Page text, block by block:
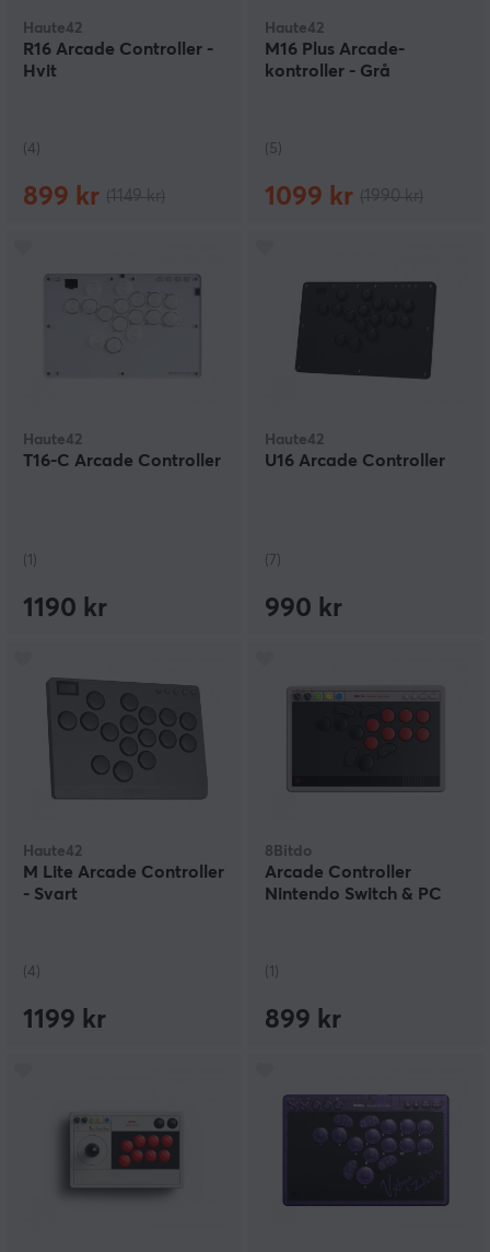
Haute42
R16 Arcade Controller -
Hvit
(4)
899 kr
Haute42
M16 Plus Arcade-
kontroller - Grå
(5)
1099 kr
Haute42
T16-C Arcade Controller
(1)
1190 kr
Haute42
U16 Arcade Controller
(7)
990 kr
Haute42
M Lite Arcade Controller
- Svart
(4)
1199 kr
8Bitdo
Arcade Controller
Nintendo Switch & PC
(1)
899 kr